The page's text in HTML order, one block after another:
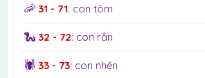
🦐 31 - 71: con tôm
🐍 32 - 72: con rắn
🕷️ 33 - 73: con nhện